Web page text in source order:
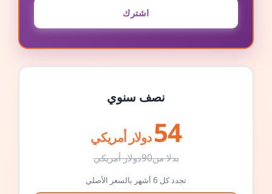
اشترك
نصف سنوي
54 دولار أمريكي
بدلا من90دولار أمريكي
تجدد كل 6 أشهر بالسعر الأصلي